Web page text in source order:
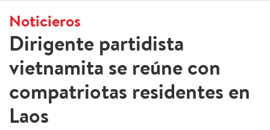
Noticieros
Dirigente partidista
vietnamita se reúne con
compatriotas residentes en
Laos